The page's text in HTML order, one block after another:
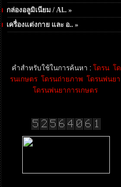
กล่องอลูมิเนียม / Al.. »
เครื่องแต่งกาย และ อ.. »
คำสำหรับใช้ในการค้นหา : โดรน โด
รนเกษตร โดรนถ่ายภาพ โดรนพ่นยา
โดรนพ่นยาการเกษตร